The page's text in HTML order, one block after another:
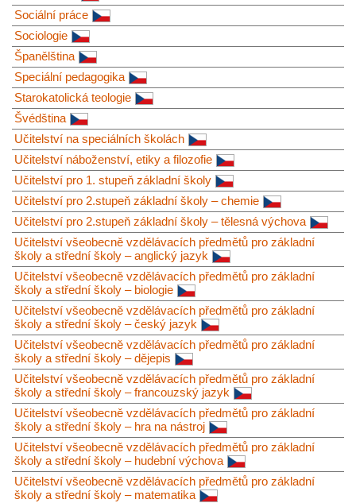
Sociální práce
Sociologie
Španělština
Speciální pedagogika
Starokatolická teologie
Švédština
Učitelství na speciálních školách
Učitelství náboženství, etiky a filozofie
Učitelství pro 1. stupeň základní školy
Učitelství pro 2.stupeň základní školy – chemie
Učitelství pro 2.stupeň základní školy – tělesná výchova
Učitelství všeobecně vzdělávacích předmětů pro základní
školy a střední školy – anglický jazyk
Učitelství všeobecně vzdělávacích předmětů pro základní
školy a střední školy – biologie
Učitelství všeobecně vzdělávacích předmětů pro základní
školy a střední školy – český jazyk
Učitelství všeobecně vzdělávacích předmětů pro základní
školy a střední školy – dějepis
Učitelství všeobecně vzdělávacích předmětů pro základní
školy a střední školy – francouzský jazyk
Učitelství všeobecně vzdělávacích předmětů pro základní
školy a střední školy – hra na nástroj
Učitelství všeobecně vzdělávacích předmětů pro základní
školy a střední školy – hudební výchova
Učitelství všeobecně vzdělávacích předmětů pro základní
školy a střední školy – matematika